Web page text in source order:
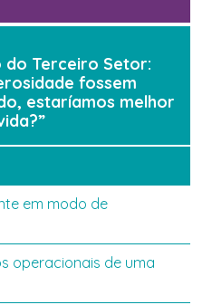
Terceiro Setor:
fossem
estaríamos melhor
em modo de
operacionais de uma